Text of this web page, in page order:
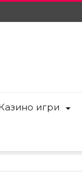
игри